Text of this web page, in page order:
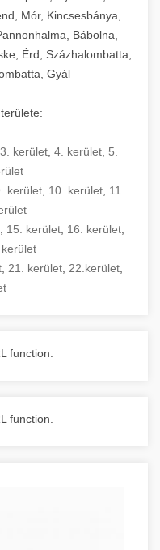
Mór, Kincsesbánya,
Bábolna,
Érd, Százhalombatta,
Gyál
3. kerület 4. kerület 5.
kerület, 10. kerület, 11.
15. kerület 16. kerület
21. kerület 22.kerület
function.
function.